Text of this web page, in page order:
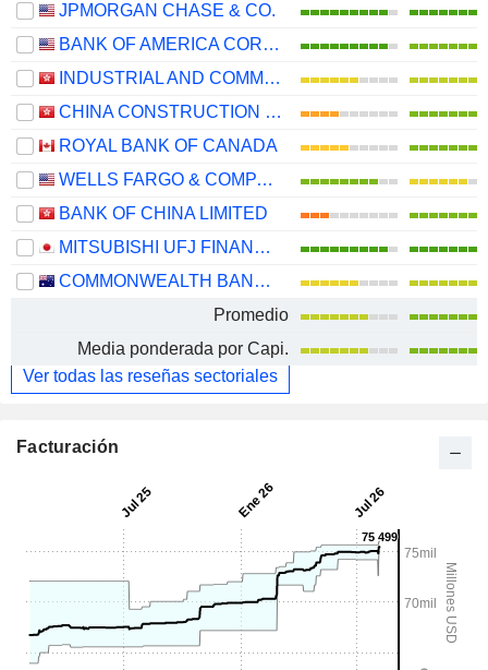
JPMORGAN CHASE & CO.
BANK OF AMERICA CORPORATION
INDUSTRIAL AND COMMERCIAL BANK OF CHINA LIMITED
CHINA CONSTRUCTION BANK CORPORATION
ROYAL BANK OF CANADA
WELLS FARGO & COMPANY
BANK OF CHINA LIMITED
MITSUBISHI UFJ FINANCIAL GROUP, INC.
COMMONWEALTH BANK OF AUSTRALIA
Promedio
Media ponderada por Capi.
Ver todas las reseñas sectoriales
Facturación